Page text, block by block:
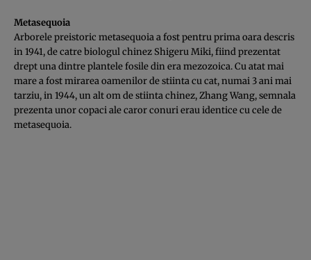
Metasequoia
Arborele preistoric metasequoia a fost pentru prima oara descris
in 1941, de catre biologul chinez Shigeru Miki, fiind prezentat
drept una dintre plantele fosile din era mezozoica. Cu atat mai
mare a fost mirarea oamenilor de stiinta cu cat, numai 3 ani mai
tarziu, in 1944, un alt om de stiinta chinez, Zhang Wang, semnala
prezenta unor copaci ale caror conuri erau identice cu cele de
metasequoia.